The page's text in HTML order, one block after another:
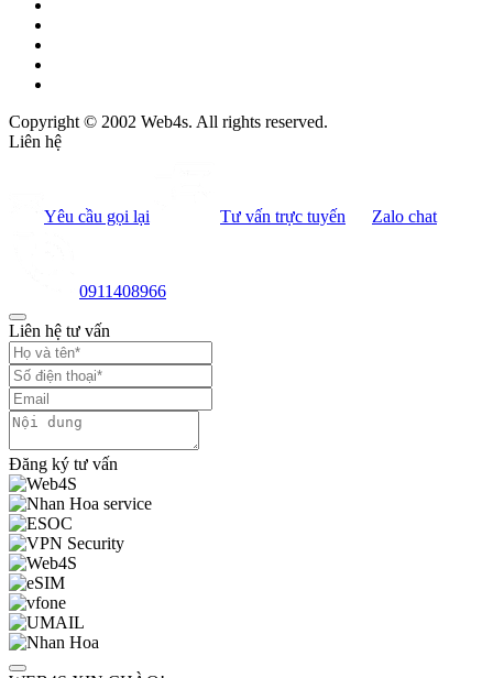
Copyright © 2002 Web4s. All rights reserved.
Liên hệ
Yêu cầu gọi lại Tư vấn trực tuyến Zalo chat
0911408966
Liên hệ tư vấn
Đăng ký tư vấn